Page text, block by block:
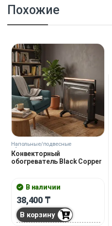
Похожие
Напольные/подвесные
обогреватели
Конвекторный
обогреватель Black Copper
В наличии
38,400 ₸
В корзину